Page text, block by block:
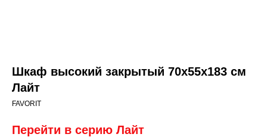
Шкаф высокий закрытый 70x55x183 см
Лайт
FAVORIT
Перейти в серию Лайт